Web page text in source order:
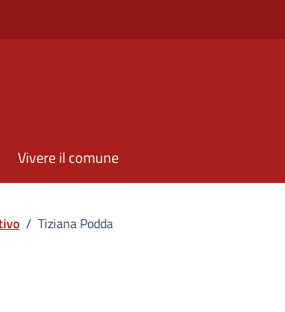
Vivere il comune
/ Tiziana Podda